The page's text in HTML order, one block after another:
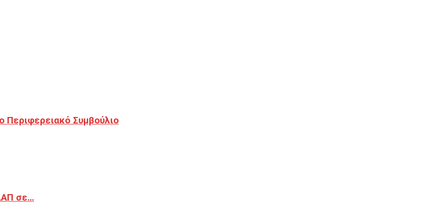
Περιφερειακό Συμβούλιο
σε…